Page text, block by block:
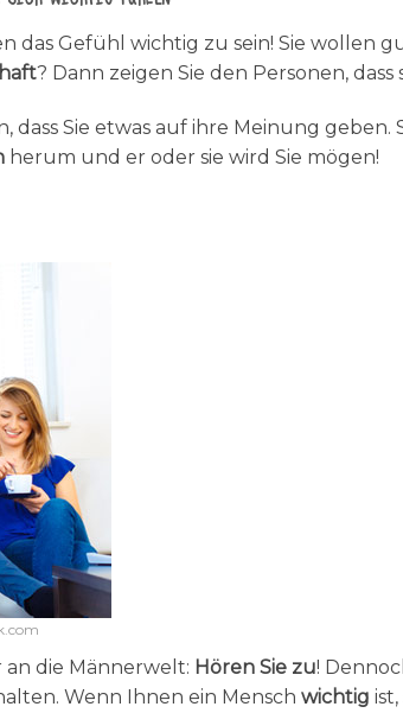
das Gefühl wichtig zu sein! Sie wollen
? Dann zeigen Sie den Personen,
dass Sie etwas auf ihre Meinung
herum und er oder sie wird Sie mögen!
die Männerwelt: Hören Sie zu!
Wenn Ihnen ein Mensch wichtig